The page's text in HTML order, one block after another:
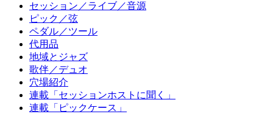
セッション／ライブ／音源
ピック／弦
ペダル／ツール
代用品
地域とジャズ
歌伴／デュオ
穴場紹介
連載「セッションホストに聞く」
連載「ピックケース」